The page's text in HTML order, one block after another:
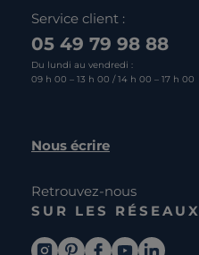
Service client :
05 49 79 98 88
Du lundi au vendredi :
09 h 00 – 13 h 00 / 14 h 00 – 17 h 00
Nous écrire
Retrouvez-nous
SUR LES RÉSEAUX